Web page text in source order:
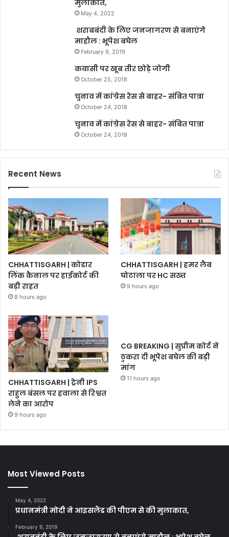
मुलाकात,
May 4, 2022
शराबबंदी के लिए जनजागरण से बनाएंगे
माहौल : भूपेश बघेल
February 9, 2019
कवासी पर खूब तीर छोड़े जोगी
October 25, 2018
चुनाव में कांग्रेस रेस से बाहर- संबित पात्रा
October 24, 2018
चुनाव में कांग्रेस रेस से बाहर- संबित पात्रा
October 24, 2018
Recent News
CHHATTISGARH | कोडार
लिंक कैनाल पर हाईकोर्ट की
बड़ी राहत
8 hours ago
CHHATTISGARH | हमर लैब
घोटाला पर HC सख्त
9 hours ago
CHHATTISGARH | ट्रेनी IPS
राहुल बंसल पर हवाला से रिश्वत
लेने का आरोप
9 hours ago
CG BREAKING | सुप्रीम कोर्ट ने
ठुकरा दी भूपेश बघेल की बड़ी
मांग
11 hours ago
Most Viewed Posts
May 4, 2022
प्रधानमंत्री मोदी ने आइसलैंड की पीएम से की मुलाकात,
February 9, 2019